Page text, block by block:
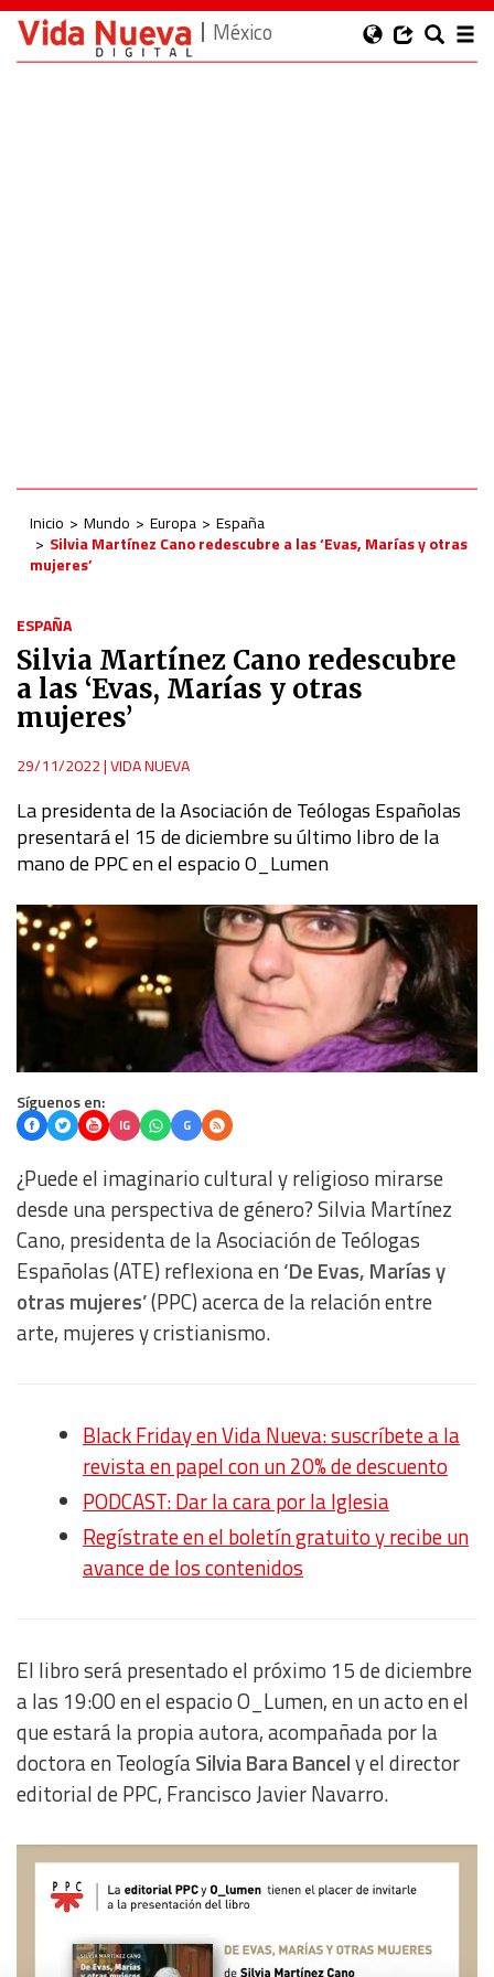
México
Inicio Mundo Europa
España
Silvia Martínez Cano redescubre a las ‘Evas, Marías y otras
mujeres’
ESPAÑA
Silvia Martínez Cano redescubre
a las ‘Evas, Marías y otras
mujeres’
29/11/2022|VIDA NUEVA
La presidenta de la Asociación de Teólogas Españolas
presentará el 15 de diciembre su último libro de la
mano de PPC en el espacio O_Lumen
Síguenos en:
IG G
¿Puede el imaginario cultural y religioso mirarse
desde una perspectiva de género? Silvia Martínez
Cano, presidenta de la Asociación de Teólogas
Españolas (ATE) reflexiona en‘De Evas, Marías y
otras mujeres’(PPC) acerca de la relación entre
arte, mujeres y cristianismo.
Black Friday en Vida Nueva: suscríbete a la
revista en papel con un 20% de descuento
PODCAST: Dar la cara por la Iglesia
Regístrate en el boletín gratuito y recibe un
avance de los contenidos
El libro será presentado el próximo 15 de diciembre
a las 19:00 en el espacio O_Lumen, en un acto en el
que estará la propia autora, acompañada por la
doctora en TeologíaSilvia Bara Bancely el director
editorial de PPC, Francisco Javier Navarro.